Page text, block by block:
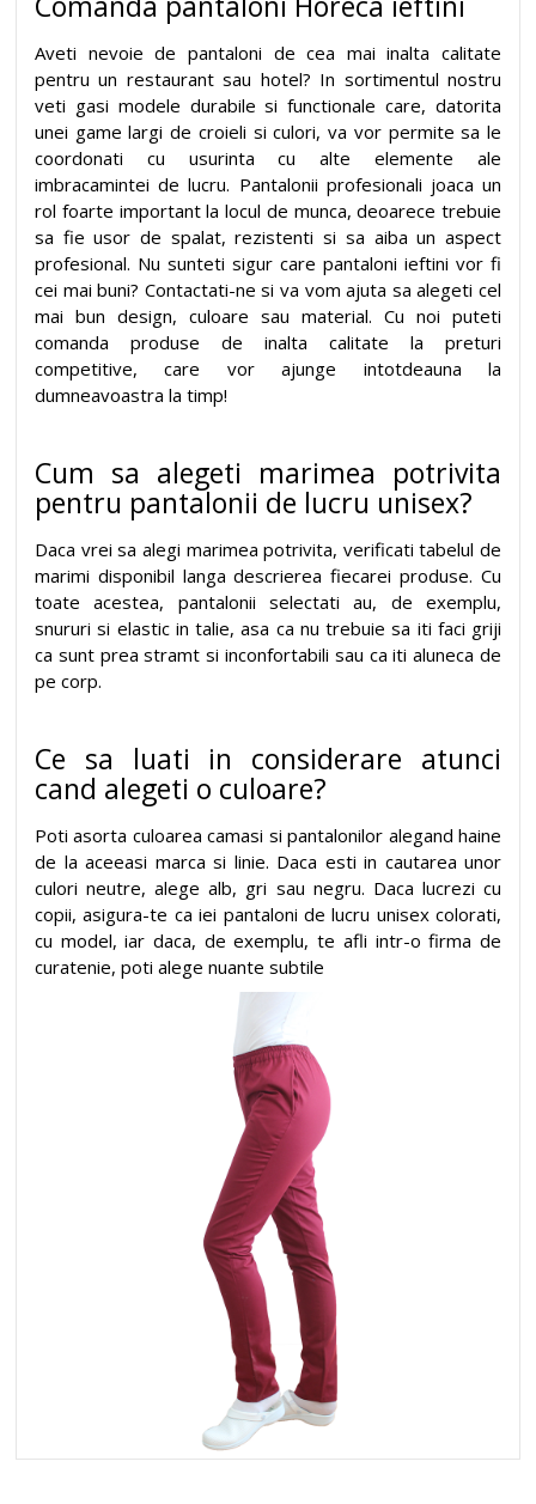
Aveti nevoie de pantaloni de cea mai inalta calitate
pentru un restaurant sau hotel? In sortimentul nostru
veti gasi modele durabile si functionale care, datorita
unei game largi de croieli si culori, va vor permite sa le
coordonati cu usurinta cu alte elemente ale
imbracamintei de lucru. Pantalonii profesionali joaca un
rol foarte important la locul de munca, deoarece trebuie
sa fie usor de spalat, rezistenti si sa aiba un aspect
profesional. Nu sunteti sigur care pantaloni ieftini vor fi
cei mai buni? Contactati-ne si va vom ajuta sa alegeti cel
mai bun design, culoare sau material. Cu noi puteti
comanda produse de inalta calitate la preturi
competitive, care vor ajunge intotdeauna la
dumneavoastra la timp!
Cum sa alegeti marimea potrivita
pentru pantalonii de lucru unisex?
Daca vrei sa alegi marimea potrivita, verificati tabelul de
marimi disponibil langa descrierea fiecarei produse. Cu
toate acestea, pantalonii selectati au, de exemplu,
snururi si elastic in talie, asa ca nu trebuie sa iti faci griji
ca sunt prea stramt si inconfortabili sau ca iti aluneca de
pe corp.
Ce sa luati in considerare atunci
cand alegeti o culoare?
Poti asorta culoarea camasi si pantalonilor alegand haine
de la aceeasi marca si linie. Daca esti in cautarea unor
culori neutre, alege alb, gri sau negru. Daca lucrezi cu
copii, asigura-te ca iei pantaloni de lucru unisex colorati,
cu model, iar daca, de exemplu, te afli intr-o firma de
curatenie, poti alege nuante subtile